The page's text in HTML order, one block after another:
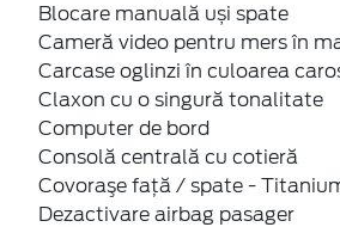
Blocare manuală uși spate
Cameră video pentru mers în
Carcase oglinzi în culoarea
Claxon cu o singură tonalitate
Computer de bord
Consolă centrală cu cotieră
Covoraşe faţă / spate -
Dezactivare airbag pasager